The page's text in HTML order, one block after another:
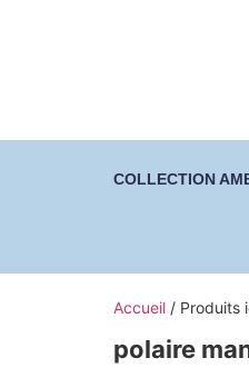
COLLECTION
Accueil / Produits
polaire